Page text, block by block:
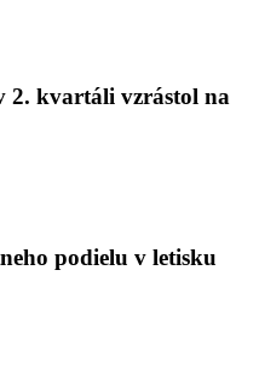
2. kvartáli vzrástol na
podielu v letisku